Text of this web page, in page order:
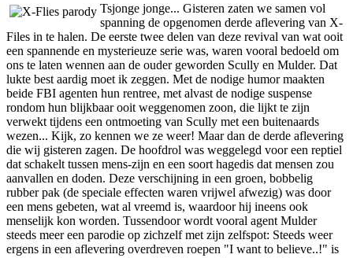
Tsjonge jonge... Gisteren zaten we samen vol
spanning de opgenomen derde aflevering van X-
Files in te halen. De eerste twee delen van deze revival van wat ooit
een spannende en mysterieuze serie was, waren vooral bedoeld om
ons te laten wennen aan de ouder geworden Scully en Mulder. Dat
lukte best aardig moet ik zeggen. Met de nodige humor maakten
beide FBI agenten hun rentree, met alvast de nodige suspense
rondom hun blijkbaar ooit weggenomen zoon, die lijkt te zijn
verwekt tijdens een ontmoeting van Scully met een buitenaards
wezen... Kijk, zo kennen we ze weer! Maar dan de derde aflevering
die wij gisteren zagen. De hoofdrol was weggelegd voor een reptiel
dat schakelt tussen mens-zijn en een soort hagedis dat mensen zou
aanvallen en doden. Deze verschijning in een groen, bobbelig
rubber pak (de speciale effecten waren vrijwel afwezig) was door
een mens gebeten, wat al vreemd is, waardoor hij ineens ook
menselijk kon worden. Tussendoor wordt vooral agent Mulder
steeds meer een parodie op zichzelf met zijn zelfspot: Steeds weer
ergens in een aflevering overdreven roepen "I want to believe..!" is